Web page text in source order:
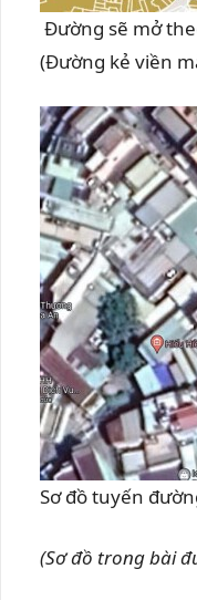
Đường sẽ mở
(Đường kẻ viền
Sơ đồ tuyến
(Sơ đồ trong bài